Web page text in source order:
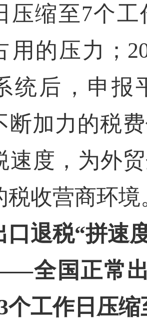
压缩至7个
用的压力；
统后，申报
加力的税费
速度，为外
税收营商环境
退税“拼速
国正常出
个工作日压